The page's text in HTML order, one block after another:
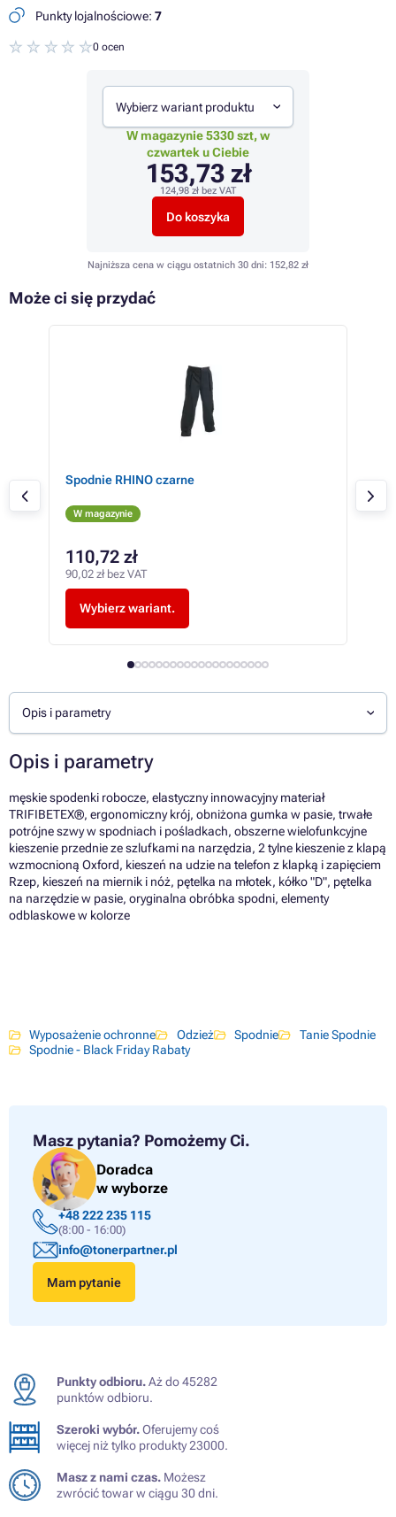
Punkty lojalnościowe: 7
0 ocen
Wybierz wariant produktu
W magazynie 5330 szt, w
czwartek u Ciebie
153,73 zł
124,98 zł bez VAT
Do koszyka
Najniższa cena w ciągu ostatnich 30 dni: 152,82 zł
Może ci się przydać
Spodnie RHINO czarne
W magazynie
110,72 zł
90,02 zł bez VAT
Wybierz wariant.
W
Opis i parametry
Opis i parametry
męskie spodenki robocze, elastyczny innowacyjny materiał
TRIFIBETEX®, ergonomiczny krój, obniżona gumka w pasie, trwałe
potrójne szwy w spodniach i pośladkach, obszerne wielofunkcyjne
kieszenie przednie ze szlufkami na narzędzia, 2 tylne kieszenie z klapą
wzmocnioną Oxford, kieszeń na udzie na telefon z klapką i zapięciem
Rzep, kieszeń na miernik i nóż, pętelka na młotek, kółko "D", pętelka
na narzędzie w pasie, oryginalna obróbka spodni, elementy
odblaskowe w kolorze
Wyposażenie ochronne Odzież Spodnie
Tanie Spodnie
Spodnie - Black Friday Rabaty
Masz pytania? Pomożemy Ci.
Doradca
w wyborze
+48 222 235 115
(8:00 - 16:00)
info@tonerpartner.pl
Mam pytanie
Punkty odbioru.Aż do 45282
punktów odbioru.
Szeroki wybór.Oferujemy coś
więcej niż tylko produkty 23000.
Masz z nami czas. Możesz
zwrócić towar w ciągu 30 dni.